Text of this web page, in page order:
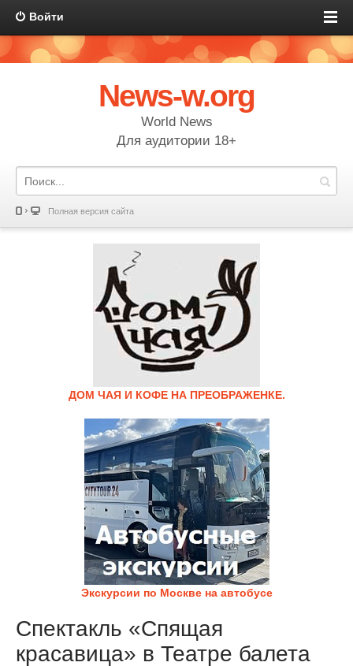
Войти
News-w.org
World News
Для аудитории 18+
Полная версия сайта
ДОМ ЧАЯ И КОФЕ НА ПРЕОБРАЖЕНКЕ.
Экскурсии по Москве на автобусе
Спектакль «Спящая
красавица» в Театре балета